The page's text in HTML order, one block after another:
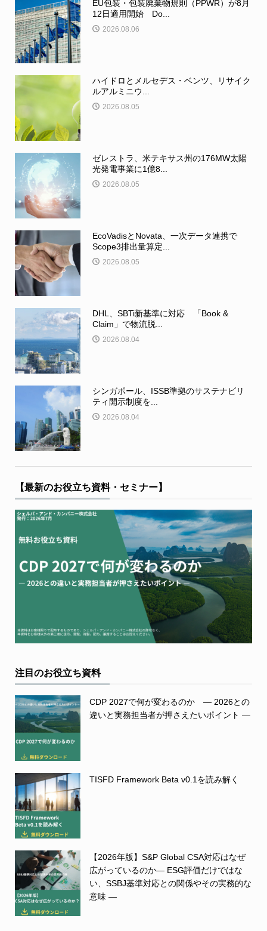
EU包装・包装廃棄物規則（PPWR）が8月
12日適用開始 Do...
2026.08.06
ハイドロとメルセデス・ベンツ、リサイク
ルアルミニウ...
2026.08.05
ゼレストラ、米テキサス州の176MW太陽
光発電事業に1億8...
2026.08.05
EcoVadisとNovata、一次データ連携で
Scope3排出量算定...
2026.08.05
DHL、SBTi新基準に対応 「Book &
Claim」で物流脱...
2026.08.04
シンガポール、ISSB準拠のサステナビリ
ティ開示制度を...
2026.08.04
【最新のお役立ち資料・セミナー】
注目のお役立ち資料
CDP 2027で何が変わるのか ― 2026との
違いと実務担当者が押さえたいポイント ―
TISFD Framework Beta v0.1を読み解く
【2026年版】S&P Global CSA対応はなぜ
広がっているのか― ESG評価だけではな
い、SSBJ基準対応との関係やその実務的な
意味 ―